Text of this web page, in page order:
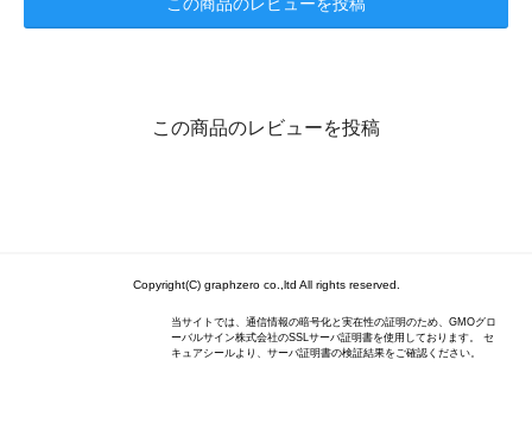
この商品のレビューを投稿
Copyright(C) graphzero co.,ltd All rights reserved.
当サイトでは、通信情報の暗号化と実在性の証明のため、GMOグロ
ーバルサイン株式会社のSSLサーバ証明書を使用しております。 セ
キュアシールより、サーバ証明書の検証結果をご確認ください。